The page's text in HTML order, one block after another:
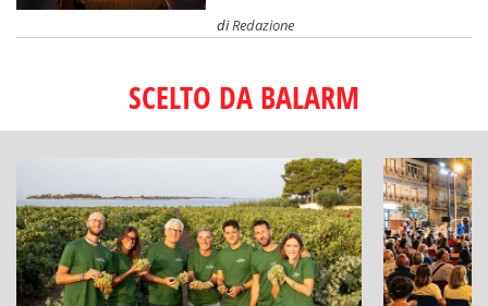
diRedazione
SCELTO DA BALARM